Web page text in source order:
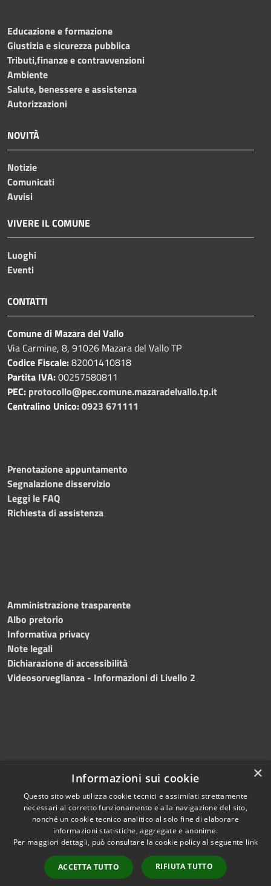
Educazione e formazione
Giustizia e sicurezza pubblica
Tributi,finanze e contravvenzioni
Ambiente
Salute, benessere e assistenza
Autorizzazioni
NOVITÀ
Notizie
Comunicati
Avvisi
VIVERE IL COMUNE
Luoghi
Eventi
CONTATTI
Comune di Mazara del Vallo
Via Carmine, 8, 91026 Mazara del Vallo TP
Codice Fiscale:82001410818
Partita IVA:00257580811
PEC: protocollo@pec.comune.mazaradelvallo.tp.it
Centralino Unico:0923 671111
Prenotazione appuntamento
Segnalazione disservizio
Leggi le FAQ
Richiesta di assistenza
Amministrazione trasparente
Albo pretorio
Informativa privacy
Note legali
Dichiarazione di accessibilità
Videosorveglianza - Informazioni di Livello 2
Accessibilità
Privacy
Mappa del sito
Copyright © 2024 •
Comune di Mazara del
Vallo• Powered
byMunicipium• Redazione
×
Informazioni sui cookie
Questo sito web utilizza cookie tecnici e assimilati strettamente
necessari al corretto funzionamento e alla navigazione del sito,
nonché un cookie tecnico analitico al solo fine di elaborare
informazioni statistiche, aggregate e anonime.
Per maggiori dettagli, può consultare la cookie policy al seguente link
ACCETTA TUTTO RIFIUTA TUTTO